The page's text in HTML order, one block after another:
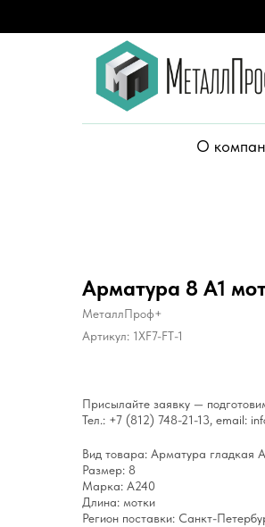
О
Арматура 8 А1
МеталлПроф+
Артикул: 1XF7-FT-1
Присылайте заявку —
Тел.: +7 (812) 748-21-13, email:
Вид товара: Арматура гладкая
Размер: 8
Марка: А240
Длина: мотки
Регион поставки: Санкт-